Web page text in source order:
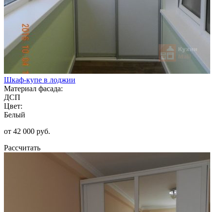
Шкаф-купе в лоджии
Материал фасада:
ДСП
Цвет:
Белый
от 42 000 руб.
Рассчитать